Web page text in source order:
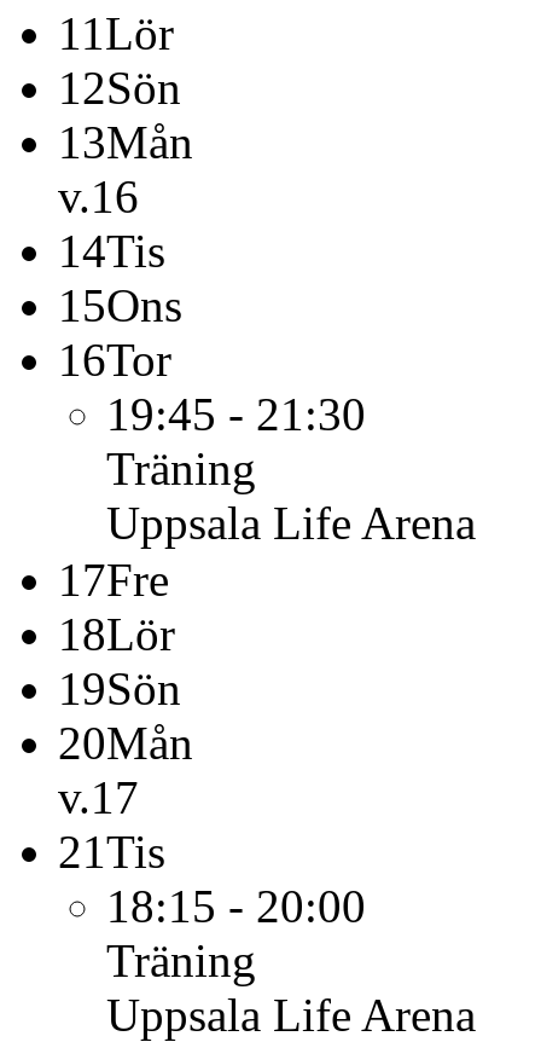
11Lör
12Sön
13Mån
v.16
14Tis
15Ons
16Tor
19:45 - 21:30
Träning
Uppsala Life Arena
17Fre
18Lör
19Sön
20Mån
v.17
21Tis
18:15 - 20:00
Träning
Uppsala Life Arena